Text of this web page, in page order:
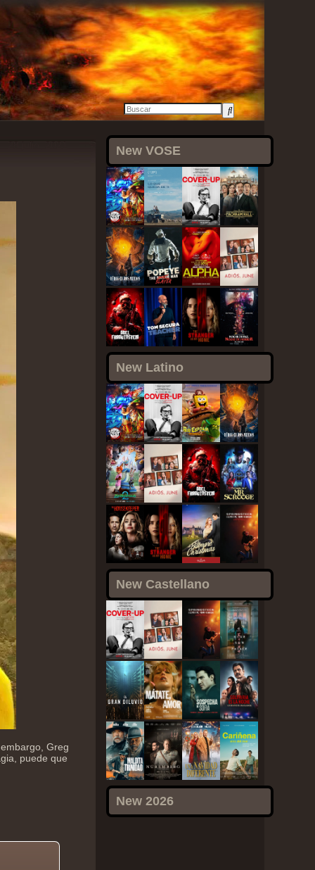
New VOSE
New Latino
New Castellano
New 2026
Greg
puede que